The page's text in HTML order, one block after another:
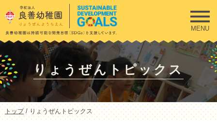
このページの本文へ
MENU
りょうぜんトピックス
現
在
トップ/りょうぜんトピックス